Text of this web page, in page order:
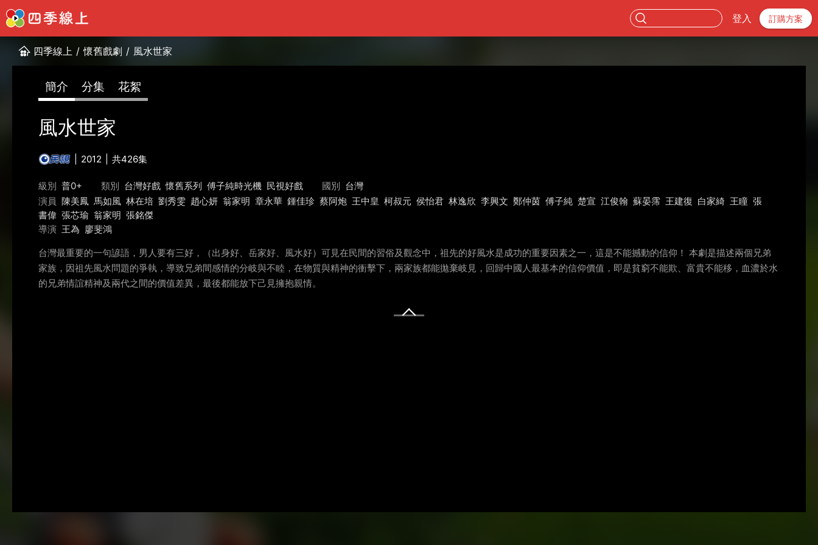
登入 訂購方案
四季線上 / 懷舊戲劇 / 風水世家
簡介 分集 花絮
風水世家
2012 共426集
級別 普0+ 類別 台灣好戲 懷舊系列 傅子純時光機 民視好戲 國別 台灣
演員 陳美鳳 馬如風 林在培 劉秀雯 趙心妍 翁家明 章永華 鍾佳珍 蔡阿炮 王中皇 柯叔元 侯怡君 林逸欣 李興文 鄭仲茵 傅子純 楚宣 江俊翰 蘇晏霈 王建復 白家綺 王瞳 張
書偉 張芯瑜 翁家明 張銘傑
導演 王為 廖斐鴻
台灣最重要的一句諺語，男人要有三好，（出身好、岳家好、風水好）可見在民間的習俗及觀念中，祖先的好風水是成功的重要因素之一，這是不能撼動的信仰！ 本劇是描述兩個兄弟
家族，因祖先風水問題的爭執，導致兄弟間感情的分岐與不睦，在物質與精神的衝擊下，兩家族都能拋棄岐見，回歸中國人最基本的信仰價值，即是貧窮不能欺、富貴不能移，血濃於水
的兄弟情誼精神及兩代之間的價值差異，最後都能放下己見擁抱親情。